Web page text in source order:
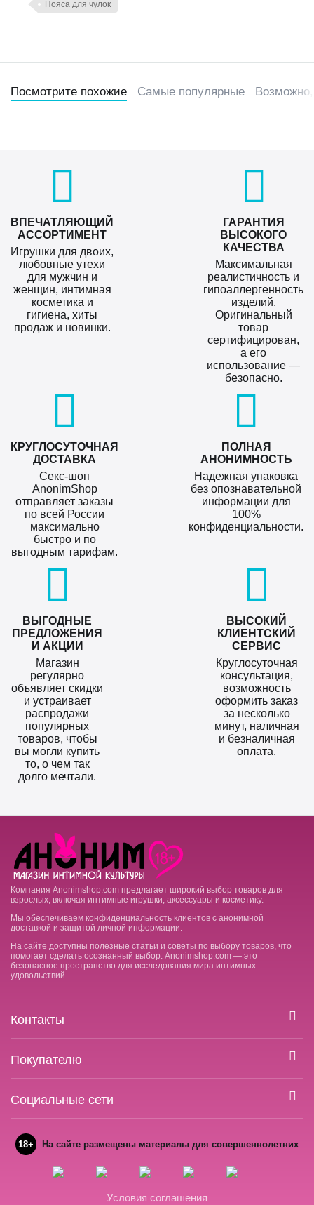
Пояса для чулок
Посмотрите похожие Самые популярные Возможно,
ВПЕЧАТЛЯЮЩИЙ
АССОРТИМЕНТ
Игрушки для двоих,
любовные утехи
для мужчин и
женщин, интимная
косметика и
гигиена, хиты
продаж и новинки.
ГАРАНТИЯ
ВЫСОКОГО
КАЧЕСТВА
Максимальная
реалистичность и
гипоаллергенность
изделий.
Оригинальный
товар
сертифицирован,
а его
использование —
безопасно.
КРУГЛОСУТОЧНАЯ
ДОСТАВКА
Секс-шоп
AnonimShop
отправляет заказы
по всей России
максимально
быстро и по
выгодным тарифам.
ПОЛНАЯ
АНОНИМНОСТЬ
Надежная упаковка
без опознавательной
информации для
100%
конфиденциальности.
ВЫГОДНЫЕ
ПРЕДЛОЖЕНИЯ
И АКЦИИ
Магазин
регулярно
объявляет скидки
и устраивает
распродажи
популярных
товаров, чтобы
вы могли купить
то, о чем так
долго мечтали.
ВЫСОКИЙ
КЛИЕНТСКИЙ
СЕРВИС
Круглосуточная
консультация,
возможность
оформить заказ
за несколько
минут, наличная
и безналичная
оплата.
Компания Anonimshop.com предлагает широкий выбор товаров для
взрослых, включая интимные игрушки, аксессуары и косметику.
Мы обеспечиваем конфиденциальность клиентов с анонимной
доставкой и защитой личной информации.
На сайте доступны полезные статьи и советы по выбору товаров, что
помогает сделать осознанный выбор. Anonimshop.com — это
безопасное пространство для исследования мира интимных
удовольствий.
Контакты
Покупателю
Социальные сети
18+ На сайте размещены материалы для совершеннолетних
Условия соглашения